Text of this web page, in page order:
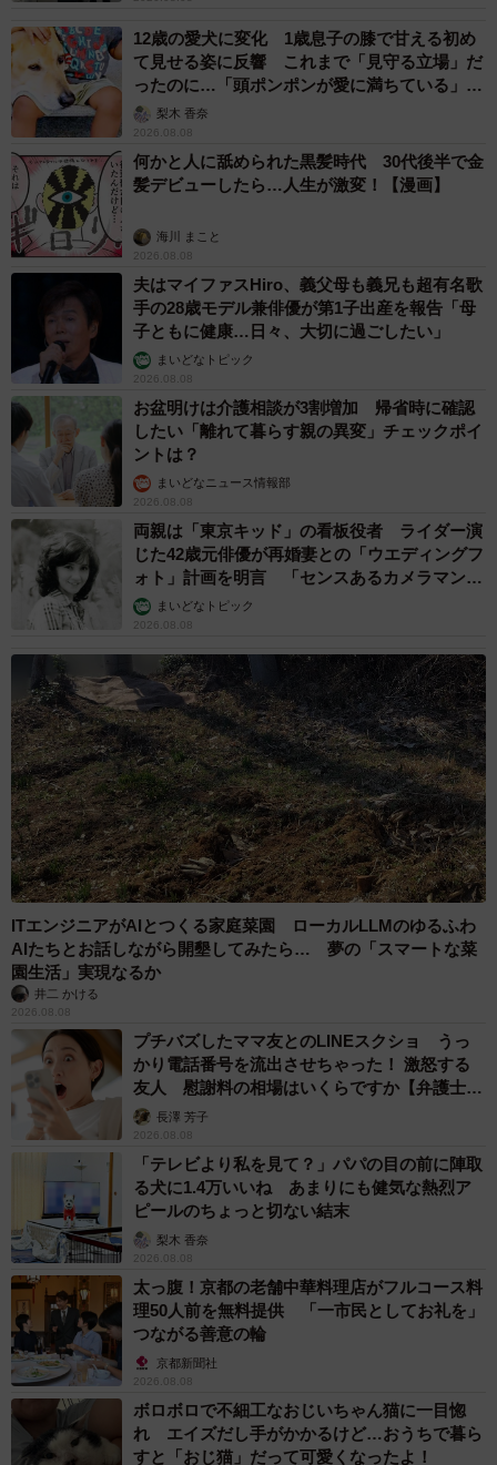
12歳の愛犬に変化 1歳息子の膝で甘える初め
て見せる姿に反響 これまで「見守る立場」だ
ったのに…「頭ポンポンが愛に満ちている」
「尊…」
梨木 香奈
2026.08.08
何かと人に舐められた黒髪時代 30代後半で金
髪デビューしたら…人生が激変！【漫画】
海川 まこと
2026.08.08
夫はマイファスHiro、義父母も義兄も超有名歌
手の28歳モデル兼俳優が第1子出産を報告「母
子ともに健康…日々、大切に過ごしたい」
まいどなトピック
2026.08.08
お盆明けは介護相談が3割増加 帰省時に確認
したい「離れて暮らす親の異変」チェックポイ
ントは？
まいどなニュース情報部
2026.08.08
両親は「東京キッド」の看板役者 ライダー演
じた42歳元俳優が再婚妻との「ウエディングフ
ォト」計画を明言 「センスあるカメラマン求
む」まいどなトピック
2026.08.08
ITエンジニアがAIとつくる家庭菜園 ローカルLLMのゆるふわ
AIたちとお話しながら開墾してみたら… 夢の「スマートな菜
園生活」実現なるか
井二 かける
2026.08.08
プチバズしたママ友とのLINEスクショ うっ
かり電話番号を流出させちゃった！ 激怒する
友人 慰謝料の相場はいくらですか【弁護士が
解説】長澤 芳子
2026.08.08
「テレビより私を見て？」パパの目の前に陣取
る犬に1.4万いいね あまりにも健気な熱烈ア
ピールのちょっと切ない結末
梨木 香奈
2026.08.08
太っ腹！京都の老舗中華料理店がフルコース料
理50人前を無料提供 「一市民としてお礼を」
つながる善意の輪
京都新聞社
2026.08.08
ボロボロで不細工なおじいちゃん猫に一目惚
れ エイズだし手がかかるけど…おうちで暮ら
すと「おじ猫」だって可愛くなったよ！